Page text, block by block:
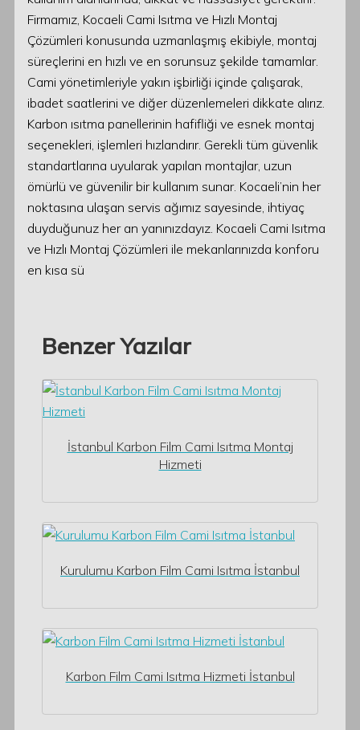
Firmamız, Kocaeli Cami Isıtma ve Hızlı Montaj
Çözümleri konusunda uzmanlaşmış ekibiyle, montaj
süreçlerini en hızlı ve en sorunsuz şekilde tamamlar.
Cami yönetimleriyle yakın işbirliği içinde çalışarak,
ibadet saatlerini ve diğer düzenlemeleri dikkate alırız.
Karbon ısıtma panellerinin hafifliği ve esnek montaj
seçenekleri, işlemleri hızlandırır. Gerekli tüm güvenlik
standartlarına uyularak yapılan montajlar, uzun
ömürlü ve güvenilir bir kullanım sunar. Kocaeli’nin her
noktasına ulaşan servis ağımız sayesinde, ihtiyaç
duyduğunuz her an yanınızdayız. Kocaeli Cami Isıtma
ve Hızlı Montaj Çözümleri ile mekanlarınızda konforu
en kısa sü
Benzer Yazılar
İstanbul Karbon Film Cami Isıtma Montaj
Hizmeti
Kurulumu Karbon Film Cami Isıtma İstanbul
Karbon Film Cami Isıtma Hizmeti İstanbul